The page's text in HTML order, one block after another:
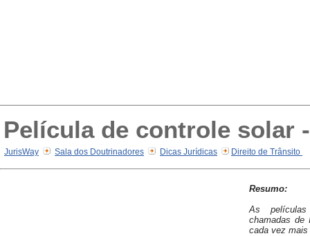
Película de controle solar
JurisWay Sala dos Doutrinadores Dicas Jurídicas Direito de Trânsito
Resumo:
As
chamadas de
cada vez